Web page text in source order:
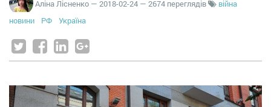
Аліна Лісненко — 2018-02-24 — 2674 переглядів
війна
новини
РФ Україна